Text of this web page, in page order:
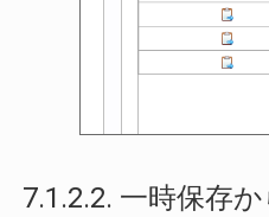
7.1.2.2. 一時保存